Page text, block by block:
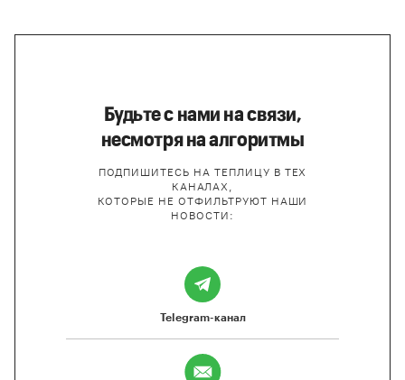
Будьте с нами на связи,
несмотря на алгоритмы
ПОДПИШИТЕСЬ НА ТЕПЛИЦУ В ТЕХ
КАНАЛАХ,
КОТОРЫЕ НЕ ОТФИЛЬТРУЮТ НАШИ
НОВОСТИ:
Telegram-канал